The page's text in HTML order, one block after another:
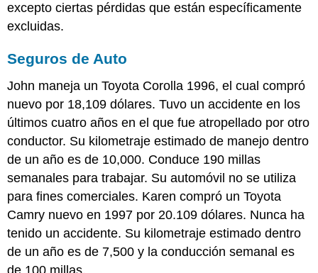
excepto ciertas pérdidas que están específicamente
excluidas.
Seguros de Auto
John maneja un Toyota Corolla 1996, el cual compró
nuevo por 18,109 dólares. Tuvo un accidente en los
últimos cuatro años en el que fue atropellado por otro
conductor. Su kilometraje estimado de manejo dentro
de un año es de 10,000. Conduce 190 millas
semanales para trabajar. Su automóvil no se utiliza
para fines comerciales. Karen compró un Toyota
Camry nuevo en 1997 por 20.109 dólares. Nunca ha
tenido un accidente. Su kilometraje estimado dentro
de un año es de 7,500 y la conducción semanal es
de 100 millas.